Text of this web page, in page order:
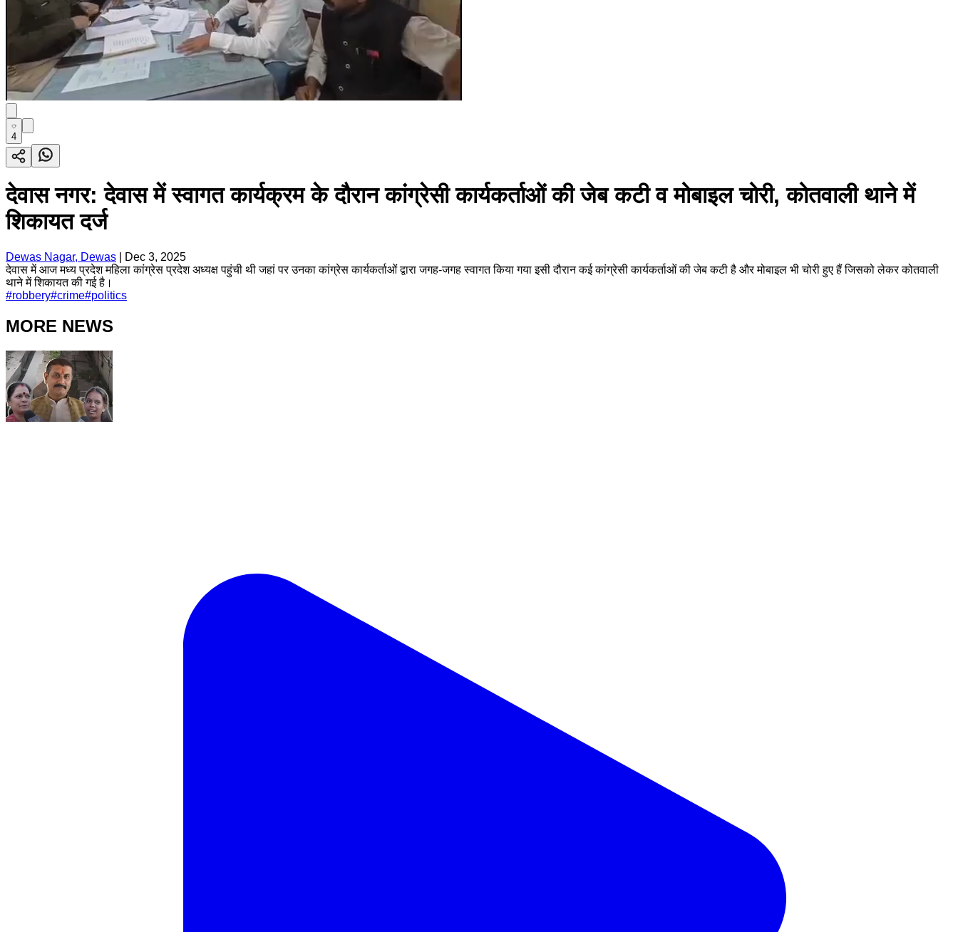
4
देवास नगर: देवास में स्वागत कार्यक्रम के दौरान कांग्रेसी कार्यकर्ताओं की जेब कटी व मोबाइल चोरी, कोतवाली थाने में
शिकायत दर्ज
Dewas Nagar, Dewas
Dec 3, 2025
देवास में आज मध्य प्रदेश महिला कांग्रेस प्रदेश अध्यक्ष पहुंची थी जहां पर उनका कांग्रेस कार्यकर्ताओं द्वारा जगह-जगह स्वागत किया गया इसी दौरान कई कांग्रेसी कार्यकर्ताओं की जेब कटी है और मोबाइल भी चोरी हुए हैं जिसको लेकर कोतवाली
थाने में शिकायत की गई है।
#robbery#crime#politics
MORE NEWS